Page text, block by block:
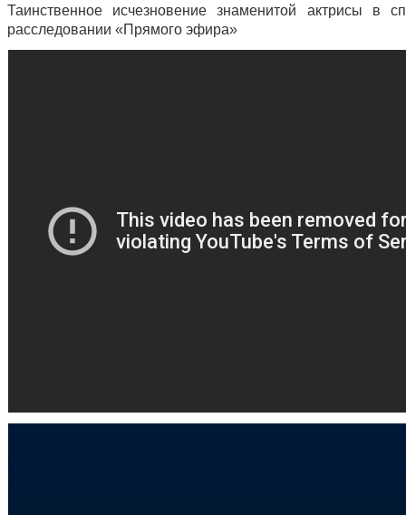
Таинственное исчезновение знаменитой актрисы в
расследовании «Прямого эфира»